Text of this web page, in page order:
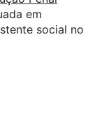
em
social no